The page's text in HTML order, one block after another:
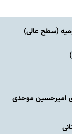
(سطح عالی)
امیرحسین موحدی